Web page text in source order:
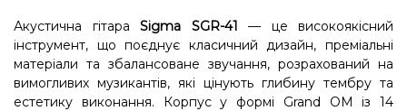
Акустична гітара Sigma SGR-41 — це високоякісний
інструмент, що поєднує класичний дизайн, преміальні
матеріали та збалансоване звучання, розрахований на
вимогливих музикантів, які цінують глибину тембру та
естетику виконання. Корпус у формі Grand OM із 14